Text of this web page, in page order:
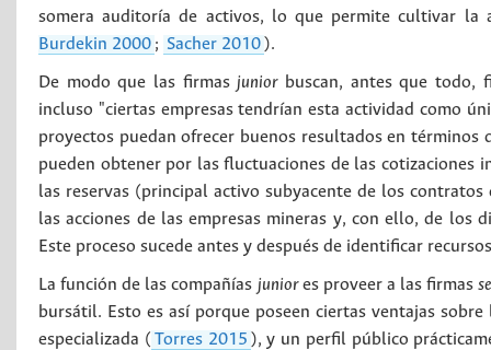
somera auditoría de activos, lo que permite cultivar
Burdekin 2000 ; Sacher 2010 ).
De modo que las firmas juniorbuscan, antes que todo,
incluso "ciertas empresas tendrían esta actividad como
proyectos puedan ofrecer buenos resultados en
pueden obtener por las fluctuaciones de las cotizaciones
las reservas (principal activo subyacente de los
las acciones de las empresas mineras y, con ello, de los
Este proceso sucede antes y después de identificar
La función de las compañías juniores proveer a las firmas
bursátil. Esto es así porque poseen ciertas ventajas
especializada ( Torres 2015 ), y un perfil público